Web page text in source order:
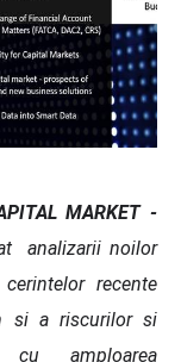
MARKET -
analizarii noilor
recente
si a riscurilor si
amploarea